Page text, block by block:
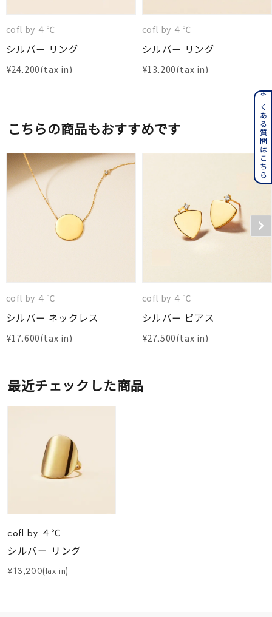
cofl by ４℃
シルバー リング
¥24,200
cofl by ４℃
シルバー リング
¥13,200
こちらの商品もおすすめです
cofl by ４℃
シルバー ネックレス
¥17,600
cofl by ４℃
シルバー ピアス
¥27,500
最近チェックした商品
cofl by ４℃
シルバー リング
¥13,200(tax in)
よくある質問はこちら